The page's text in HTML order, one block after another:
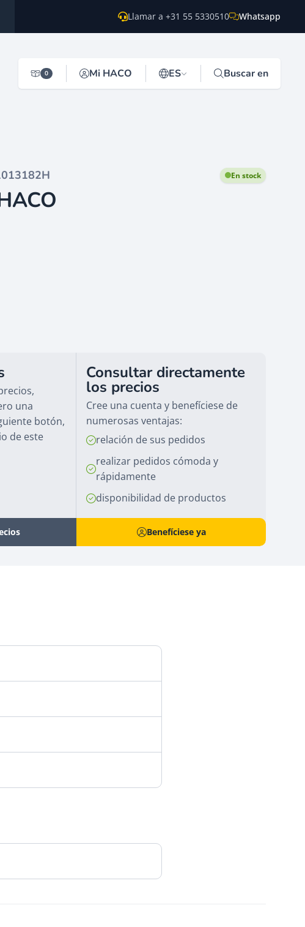
Llamar a +31 55 5330510 Whatsapp
0 Mi HACO ES Buscar en
En stock
una
botón,
de este
Consultar directamente
los precios
Cree una cuenta y benefíciese de
numerosas ventajas:
relación de sus pedidos
realizar pedidos cómoda y
rápidamente
disponibilidad de productos
Benefíciese ya